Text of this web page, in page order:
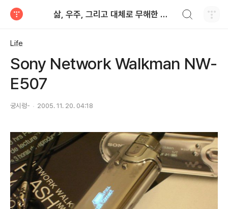
삶, 우주, 그리고 대체로 무해한 모든 것
Life
Sony Network Walkman NW-
E507
궁시렁- 2005. 11. 20. 04:18